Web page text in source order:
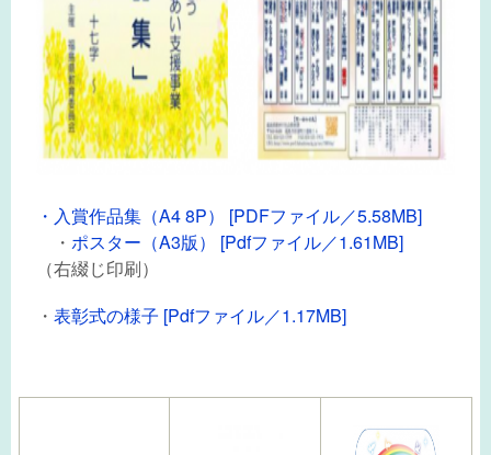
・入賞作品集（A4 8P） [PDFファイル／5.58MB]
・ ポスター（A3版） [Pdfファイル／1.61MB]
（右綴じ印刷）
・ 表彰式の様子 [Pdfファイル／1.17MB]